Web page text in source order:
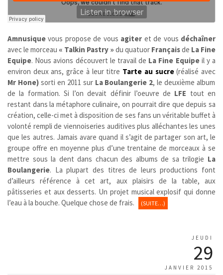
Amnusique vous propose de vous agiter et de vous déchaîner
avec le morceau « Talkin Pastry » du quatuor Françaisde La Fine
Equipe. Nous avions découvert le travail de La Fine Equipe il y a
environ deux ans, grâce à leur titre Tarte au sucre(réalisé avec
Mr Hone) sorti en 2011 sur La Boulangerie 2, le deuxième album
de la formation. Si l’on devait définir l’oeuvre de LFE tout en
restant dans la métaphore culinaire, on pourrait dire que depuis sa
création, celle-ci met à disposition de ses fans un véritable buffet à
volonté rempli de viennoiseries auditives plus alléchantes les unes
que les autres. Jamais avare quand il s’agit de partager son art, le
groupe offre en moyenne plus d’une trentaine de morceaux à se
mettre sous la dent dans chacun des albums de sa trilogie La
Boulangerie. La plupart des titres de leurs productions font
d’ailleurs référence à cet art, aux plaisirs de la table, aux
pâtisseries et aux desserts. Un projet musical explosif qui donne
l’eau à la bouche. Quelque chose de frais.
(SUITE…)
JEUDI
29
JANVIER 2015